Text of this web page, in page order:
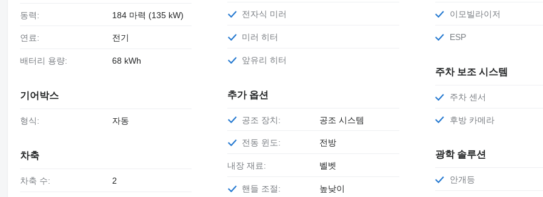
동력: 184 마력 (135 kW)
연료: 전기
배터리 용량: 68 kWh
기어박스
형식: 자동
차축
차축 수: 2
전자식 미러
미러 히터
앞유리 히터
추가 옵션
공조 장치: 공조 시스템
전동 윈도: 전방
내장 재료: 벨벳
핸들 조절: 높낮이
이모빌라이저
ESP
주차 보조 시스템
주차 센서
후방 카메라
광학 솔루션
안개등